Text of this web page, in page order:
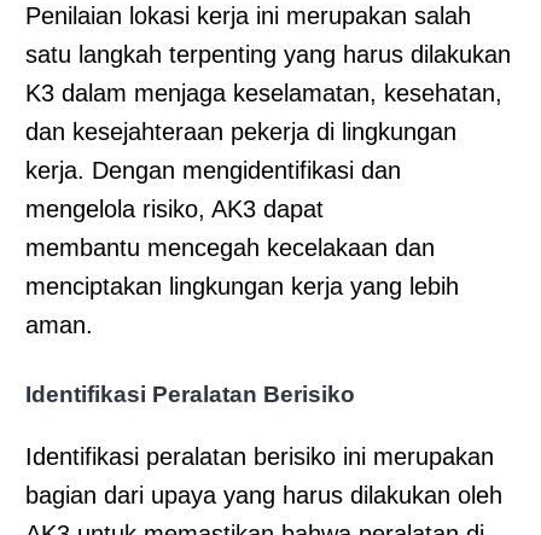
Penilaian lokasi kerja ini merupakan salah
satu langkah terpenting yang harus dilakukan
K3 dalam menjaga keselamatan, kesehatan,
dan kesejahteraan pekerja di lingkungan
kerja. Dengan mengidentifikasi dan
mengelola risiko, AK3 dapat
membantu mencegah kecelakaan dan
menciptakan lingkungan kerja yang lebih
aman.
Identifikasi Peralatan Berisiko
Identifikasi peralatan berisiko ini merupakan
bagian dari upaya yang harus dilakukan oleh